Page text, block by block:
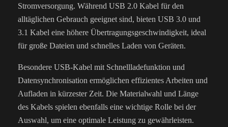
Stromversorgung. Während USB 2.0 Kabel für den
alltäglichen Gebrauch geeignet sind, bieten USB 3.0 und
3.1 Kabel eine höhere Übertragungsgeschwindigkeit, ideal
für große Dateien und schnelles Laden von Geräten.
Besondere USB-Kabel mit Schnellladefunktion und
Datensynchronisation ermöglichen effizientes Arbeiten und
Aufladen in kürzester Zeit. Die Materialwahl und Länge
des Kabels spielen ebenfalls eine wichtige Rolle bei der
Auswahl, um eine optimale Leistung zu gewährleisten.